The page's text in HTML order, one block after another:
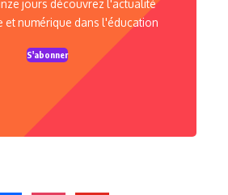
jours découvrez l'actualité
et numérique dans l'éducation
S'abonner